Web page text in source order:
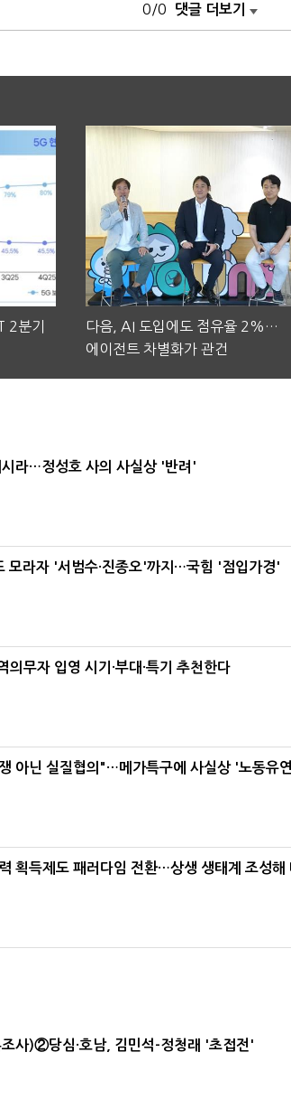
0/0 댓글 더보기
2분기
다음, AI 도입에도 점유율 2%…
에이전트 차별화가 관건
라…정성호 사의 사실상 '반려'
모라자 '서범수·진종오'까지…국힘 '점입가경'
의무자 입영 시기·부대·특기 추천한다
아닌 실질협의"…메가특구에 사실상 '노동유
획득제도 패러다임 전환…상생 생태계 조성해
조사)②당심·호남, 김민석-정청래 '초접전'